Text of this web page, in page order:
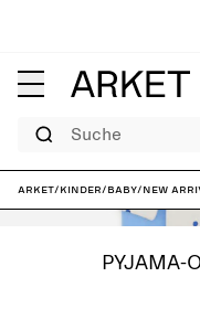
Suche
ARKET/Kinder/Baby/New
PYJAMA-